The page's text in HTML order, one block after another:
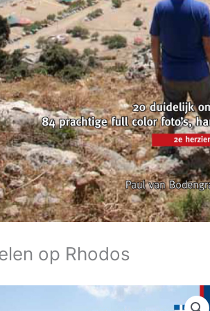
op Rhodos